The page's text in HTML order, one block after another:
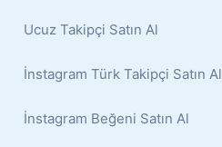
Ucuz Takipçi Satın Al
İnstagram Türk Takipçi Satın Al
İnstagram Beğeni Satın Al